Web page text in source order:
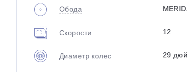
Обода
Скорости 12
Диаметр колес 29